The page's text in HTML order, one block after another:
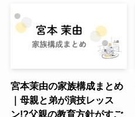
宮本茉由の家族構成まとめ
｜母親と弟が演技レッス
ン!?父親の教育方針がすご